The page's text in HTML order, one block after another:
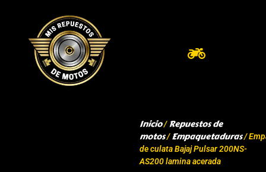
Inicio/Repuestos de
motos/Empaquetaduras/
de culata Bajaj Pulsar 200NS-
AS200 lamina acerada